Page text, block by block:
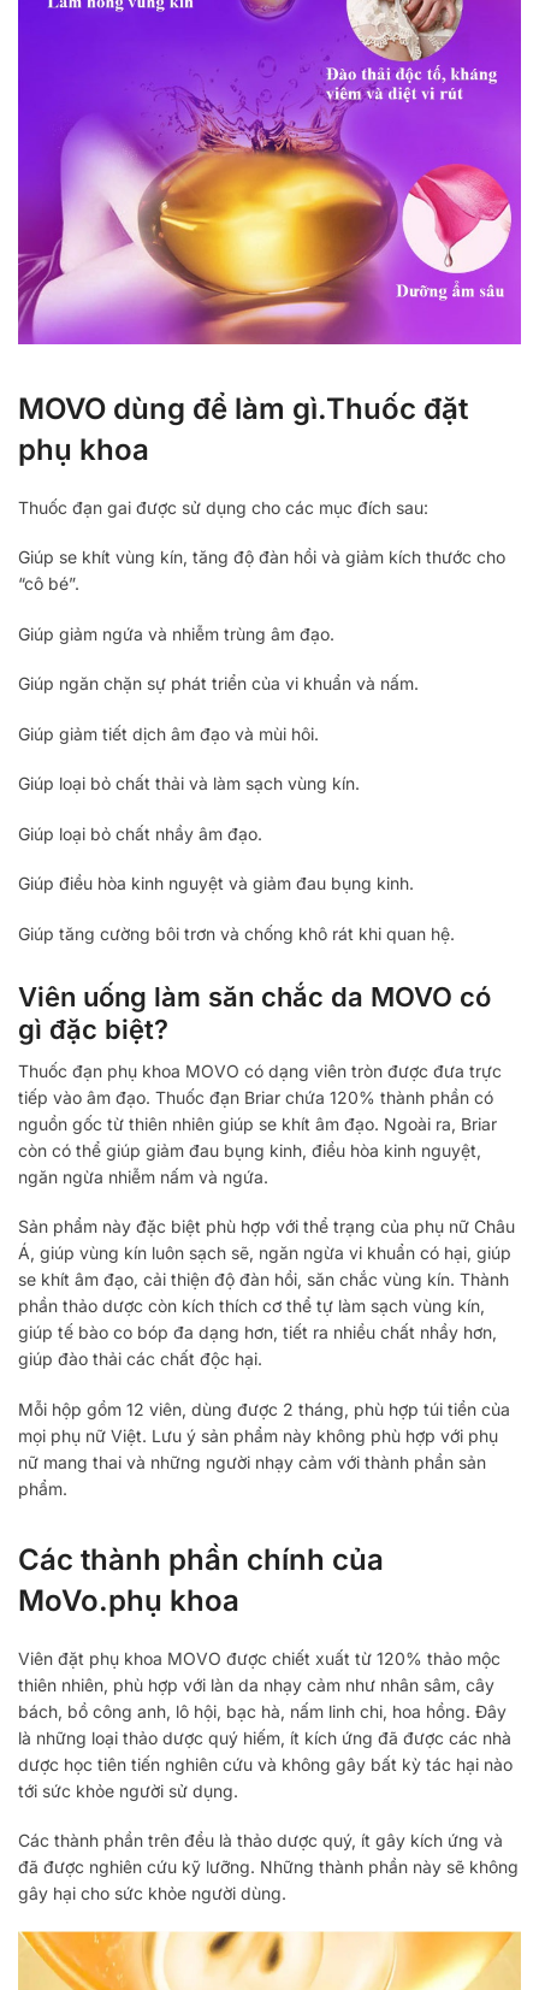
MOVO dùng để làm gì.Thuốc đặt
phụ khoa
Thuốc đạn gai được sử dụng cho các mục đích sau:
Giúp se khít vùng kín, tăng độ đàn hồi và giảm kích thước cho
“cô bé”.
Giúp giảm ngứa và nhiễm trùng âm đạo.
Giúp ngăn chặn sự phát triển của vi khuẩn và nấm.
Giúp giảm tiết dịch âm đạo và mùi hôi.
Giúp loại bỏ chất thải và làm sạch vùng kín.
Giúp loại bỏ chất nhầy âm đạo.
Giúp điều hòa kinh nguyệt và giảm đau bụng kinh.
Giúp tăng cường bôi trơn và chống khô rát khi quan hệ.
Viên uống làm săn chắc da MOVO có
gì đặc biệt?
Thuốc đạn phụ khoa MOVO có dạng viên tròn được đưa trực
tiếp vào âm đạo. Thuốc đạn Briar chứa 120% thành phần có
nguồn gốc từ thiên nhiên giúp se khít âm đạo. Ngoài ra, Briar
còn có thể giúp giảm đau bụng kinh, điều hòa kinh nguyệt,
ngăn ngừa nhiễm nấm và ngứa.
Sản phẩm này đặc biệt phù hợp với thể trạng của phụ nữ Châu
Á, giúp vùng kín luôn sạch sẽ, ngăn ngừa vi khuẩn có hại, giúp
se khít âm đạo, cải thiện độ đàn hồi, săn chắc vùng kín. Thành
phần thảo dược còn kích thích cơ thể tự làm sạch vùng kín,
giúp tế bào co bóp đa dạng hơn, tiết ra nhiều chất nhầy hơn,
giúp đào thải các chất độc hại.
Mỗi hộp gồm 12 viên, dùng được 2 tháng, phù hợp túi tiền của
mọi phụ nữ Việt. Lưu ý sản phẩm này không phù hợp với phụ
nữ mang thai và những người nhạy cảm với thành phần sản
phẩm.
Các thành phần chính của
MoVo.phụ khoa
Viên đặt phụ khoa MOVO được chiết xuất từ ​​120% thảo mộc
thiên nhiên, phù hợp với làn da nhạy cảm như nhân sâm, cây
bách, bồ công anh, lô hội, bạc hà, nấm linh chi, hoa hồng. Đây
là những loại thảo dược quý hiếm, ít kích ứng đã được các nhà
dược học tiên tiến nghiên cứu và không gây bất kỳ tác hại nào
tới sức khỏe người sử dụng.
Các thành phần trên đều là thảo dược quý, ít gây kích ứng và
đã được nghiên cứu kỹ lưỡng. Những thành phần này sẽ không
gây hại cho sức khỏe người dùng.